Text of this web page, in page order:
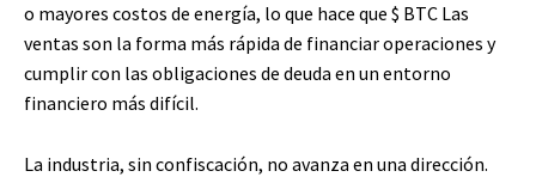
o mayores costos de energía, lo que hace que $ BTC Las
ventas son la forma más rápida de financiar operaciones y
cumplir con las obligaciones de deuda en un entorno
financiero más difícil.
La industria, sin confiscación, no avanza en una dirección.